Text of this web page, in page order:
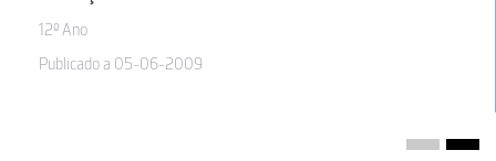
12º Ano
Publicado a 05-06-2009